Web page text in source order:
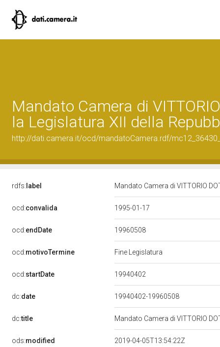
Mandato Camera di
la Legislatura XII della
http://dati.camera.it/ocd/mandatoCamera.rdf/
rdfs: label Mandato Camera di VITTORIO
ocd:convalida 1995-01-17
ocd:endDate 19960508
ocd:motivoTermine Fine Legislatura
ocd:startDate 19940402
dc:date 19940402-19960508
dc:title Mandato Camera di VITTORIO
ods:modified 2019-04-05T13:54:22Z